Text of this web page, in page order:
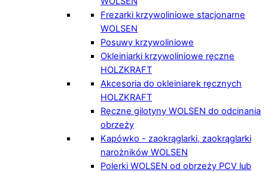
Frezarki krzywoliniowe stacjonarne
WOLSEN
Posuwy krzywoliniowe
Okleiniarki krzywoliniowe ręczne
HOLZKRAFT
Akcesoria do okleiniarek ręcznych
HOLZKRAFT
Ręczne gilotyny WOLSEN do odcinania
obrzeży
Kapówko - zaokrąglarki, zaokrąglarki
narożników WOLSEN
Polerki WOLSEN od obrzeży PCV lub